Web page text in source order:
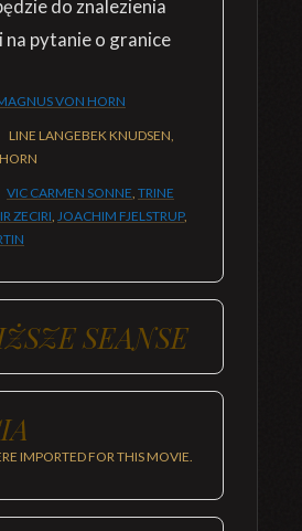
do znalezienia
pytanie o granice
VON HORN
LINE LANGEBEK KNUDSEN,
VIC CARMEN SONNE, TRINE
ZECIRI, JOACHIM FJELSTRUP,
SEANSE
IMPORTED FOR THIS MOVIE.